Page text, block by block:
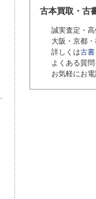
古本買取・古
誠実査定・高
大阪・京都
詳しくは古
よくある質
お気軽にお